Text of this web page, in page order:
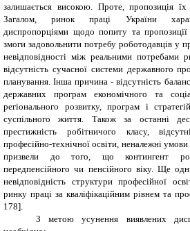
залишається високою. Проте, пропозиція
Загалом, ринок праці України
диспропорціями щодо попиту та
змоги задовольнити потребу роботодавців у
невідповідності між реальними потребами
відсутність сучасної системи державного
планування. Інша причина - відсутність
державних програм економічного та
регіонального розвитку, програм і
суспільного життя. Також за останні
престижність робітничого класу,
професійно-технічної освіти, неналежні умови
призвели до того, що контингент
передпенсійного чи пенсійного віку. Ще
невідповідність структури професійної
ринку праці за кваліфікаційним рівнем та
178].
З метою усунення виявлених